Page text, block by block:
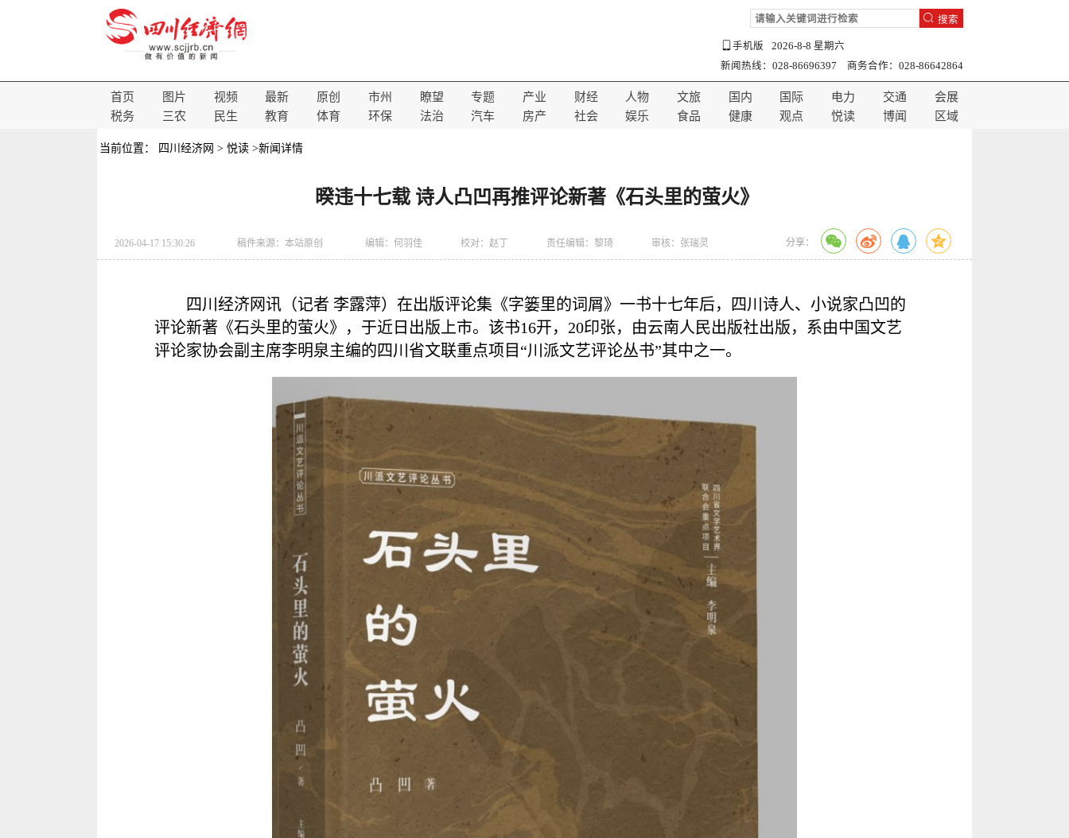
搜索
手机版
2026-8-8 星期六
新闻热线：028-86696397 商务合作：028-86642864
首页 图片 视频 最新 原创 市州 瞭望 专题 产业 财经 人物 文旅 国内 国际 电力 交通
会展
税务
三农 民生 教育 体育 环保 法治 汽车 房产 社会 娱乐 食品 健康 观点 悦读 博闻 区域
当前位置： 四川经济网 > 悦读 >新闻详情
暌违十七载 诗人凸凹再推评论新著《石头里的萤火》
2026-04-17 15:30:26 稿件来源： 本站原创 编辑：何羽佳 校对：赵丁 责任编辑：黎琦 审核：张瑞灵 分享：
四川经济网讯（记者 李露萍）在出版评论集《字篓里的词屑》一书十七年后，四川诗人、小说家凸凹的
评论新著《石头里的萤火》，于近日出版上市。该书16开，20印张，由云南人民出版社出版，系由中国文艺
评论家协会副主席李明泉主编的四川省文联重点项目“川派文艺评论丛书”其中之一。